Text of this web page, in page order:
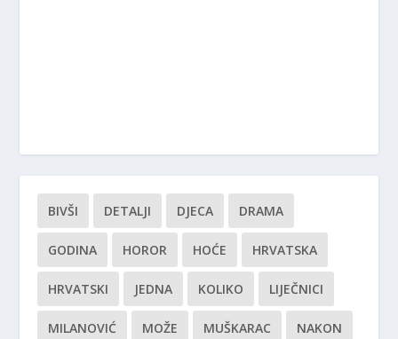
BIVŠI DETALJI DJECA DRAMA
GODINA HOROR HOĆE HRVATSKA
HRVATSKI JEDNA KOLIKO LIJEČNICI
MILANOVIĆ MOŽE MUŠKARAC NAKON